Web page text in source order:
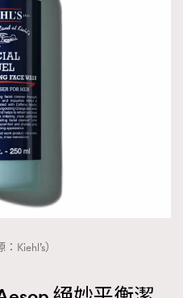
Kiehl’s）